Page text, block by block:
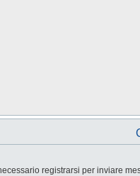
registrarsi per inviare